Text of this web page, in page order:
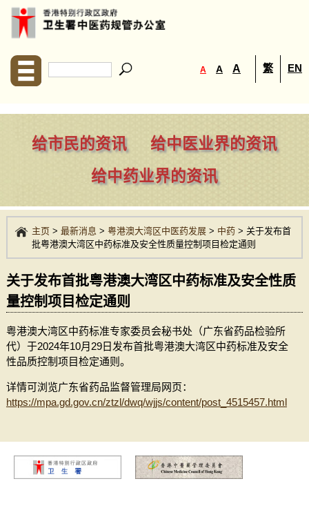
A A A 繁 EN
给市民的资讯
给中医业界的资讯
给中药业界的资讯
主页> 最新消息 > 粤港澳大湾区中医药发展> 中药> 关于发布首
批粤港澳大湾区中药标准及安全性质量控制项目检定通则
关于发布首批粤港澳大湾区中药标准及安全性质
量控制项目检定通则
粤港澳大湾区中药标准专家委员会秘书处（广东省药品检验所
代）于2024年10月29日发布首批粤港澳大湾区中药标准及安全
性品质控制项目检定通则。
详情可浏览广东省药品监督管理局网页：
https://mpa.gd.gov.cn/ztzl/dwq/wjjs/content/post_4515457.html